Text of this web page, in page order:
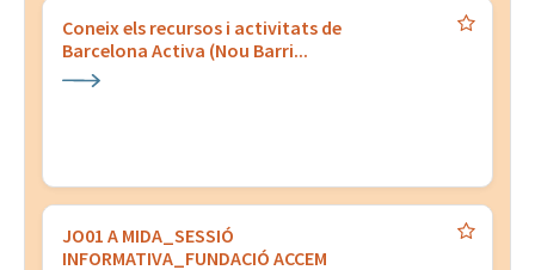
Coneix els recursos i activitats de
Barcelona Activa (Nou Barri...
JO01 A MIDA_SESSIÓ
INFORMATIVA_FUNDACIÓ ACCEM